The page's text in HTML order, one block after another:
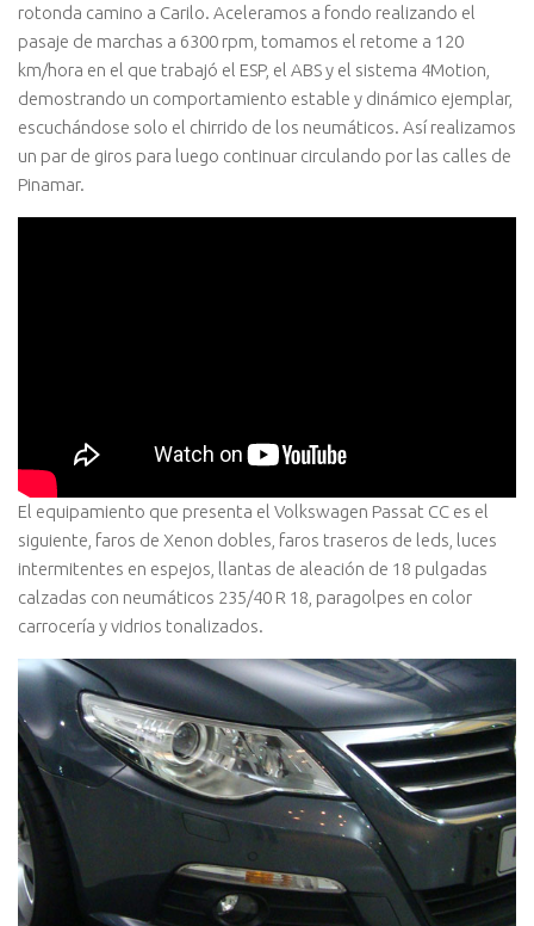
rotonda camino a Carilo. Aceleramos a fondo realizando el
pasaje de marchas a 6300 rpm, tomamos el retome a 120
km/hora en el que trabajó el ESP, el ABS y el sistema 4Motion,
demostrando un comportamiento estable y dinámico ejemplar,
escuchándose solo el chirrido de los neumáticos. Así­ realizamos
un par de giros para luego continuar circulando por las calles de
Pinamar.
El equipamiento que presenta el Volkswagen Passat CC es el
siguiente, faros de Xenon dobles, faros traseros de leds, luces
intermitentes en espejos, llantas de aleación de 18 pulgadas
calzadas con neumáticos 235/40 R 18, paragolpes en color
carrocerí­a y vidrios tonalizados.